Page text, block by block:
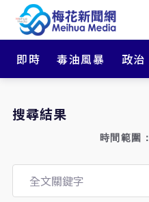
即時 毒油風暴 政治
搜尋結果
時間範圍：